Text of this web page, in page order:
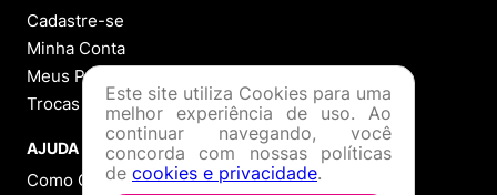
Cadastre-se
Minha Conta
Meus Pedidos
Trocas e Devoluções
AJUDA
Como Comprar
Este site utiliza Cookies para uma
melhor experiência de uso. Ao
continuar navegando, você
concorda com nossas políticas
de cookies e privacidade.